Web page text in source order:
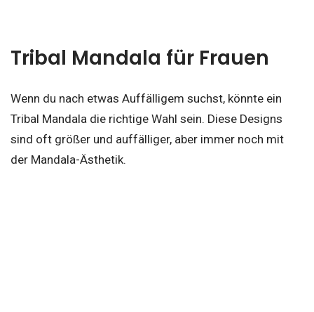
Tribal Mandala für Frauen
Wenn du nach etwas Auffälligem suchst, könnte ein
Tribal Mandala die richtige Wahl sein. Diese Designs
sind oft größer und auffälliger, aber immer noch mit
der Mandala-Ästhetik.